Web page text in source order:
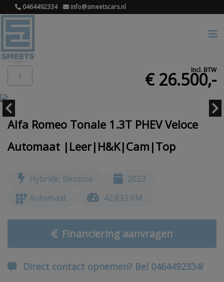
0464492334 info@smeetscars.nl
Incl. BTW
€ 26.500,-
Alfa Romeo Tonale 1.3T PHEV Veloce
Automaat |Leer|H&K|Cam|Top
Hybride: Benzine
2023
Automaat
42.833 KM
Financiering aanvragen
Direct contact opnemen? Bel 0464492334!